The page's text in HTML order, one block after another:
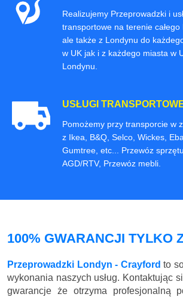
Realizujemy Przeprowadzki i
transportowe na terenie całego
ale także z Londynu do
w UK jak i z każdego miasta w
Londynu.
USŁUGI
Pomożemy przy transporcie w
z Ikea, B&Q, Selco, Wickes,
Gumtree, etc... Przewóz sprzętu
AGD/RTV, Przewóz mebli.
100% GWARANCJI TYLKO
Przeprowadzki Londyn - Crayford to
wykonania naszych usług. Kontaktując
gwarancje że otrzyma profesjonalną